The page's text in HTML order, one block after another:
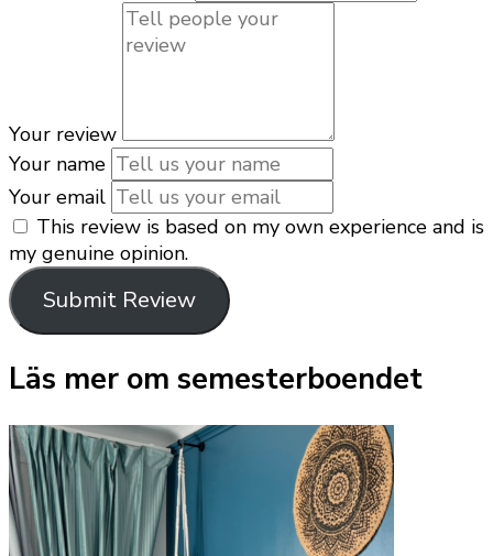
Your review
Your name
Your email
This review is based on my own experience and is
my genuine opinion.
Submit Review
Läs mer om semesterboendet